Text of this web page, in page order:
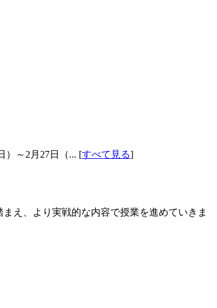
）～2月27日（... [すべて見る]
え、より実戦的な内容で授業を進めていきま